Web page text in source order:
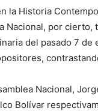
la Historia
Nacional, por cierto,
del pasado 7
Nacional,
Bolívar